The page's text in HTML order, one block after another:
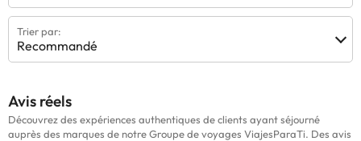
Trier par:
Recommandé
Avis réels
Découvrez des expériences authentiques de clients ayant séjourné
auprès des marques de notre Groupe de voyages ViajesParaTi. Des avis